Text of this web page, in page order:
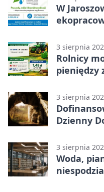
W
3 sierpnia
Rolnicy
pieniędzy
3 sierpnia
Dzienny
3 sierpnia
Woda,